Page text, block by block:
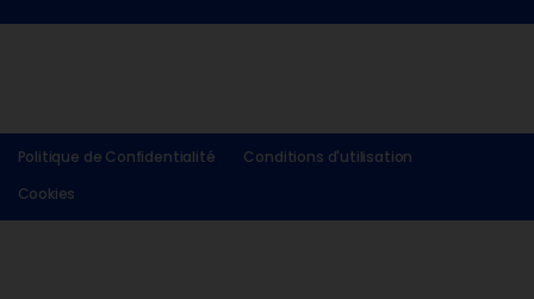
Politique de Confidentialité
Conditions d'utilisation
Cookies